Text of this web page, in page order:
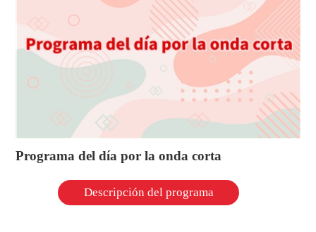
Programa del día por la onda corta
Descripción del programa